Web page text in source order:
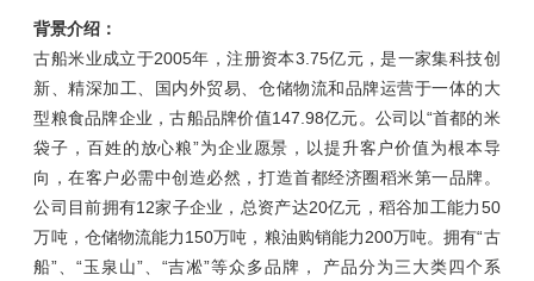
背景介绍：
古船米业成立于2005年，注册资本3.75亿元，是一家集科技创
新、精深加工、国内外贸易、仓储物流和品牌运营于一体的大
型粮食品牌企业，古船品牌价值147.98亿元。公司以“首都的米
袋子，百姓的放心粮”为企业愿景，以提升客户价值为根本导
向，在客户必需中创造必然，打造首都经济圈稻米第一品牌。
公司目前拥有12家子企业，总资产达20亿元，稻谷加工能力50
万吨，仓储物流能力150万吨，粮油购销能力200万吨。拥有“古
船”、“玉泉山”、“吉凇”等众多品牌， 产品分为三大类四个系